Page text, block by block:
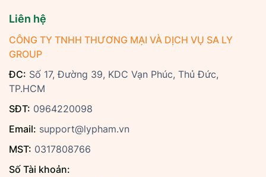
Liên hệ
CÔNG TY TNHH THƯƠNG MẠI VÀ DỊCH VỤ SA LY
GROUP
ĐC: Số 17, Đường 39, KDC Vạn Phúc, Thủ Đức,
TP.HCM
SĐT: 0964220098
Email: support@lypham.vn
MST: 0317808766
Số Tài khoản: